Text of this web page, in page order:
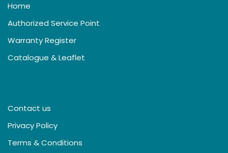
Home
Authorized Service Point
Warranty Register
Catalogue & Leaflet
Contact us
Privacy Policy
Terms & Conditions